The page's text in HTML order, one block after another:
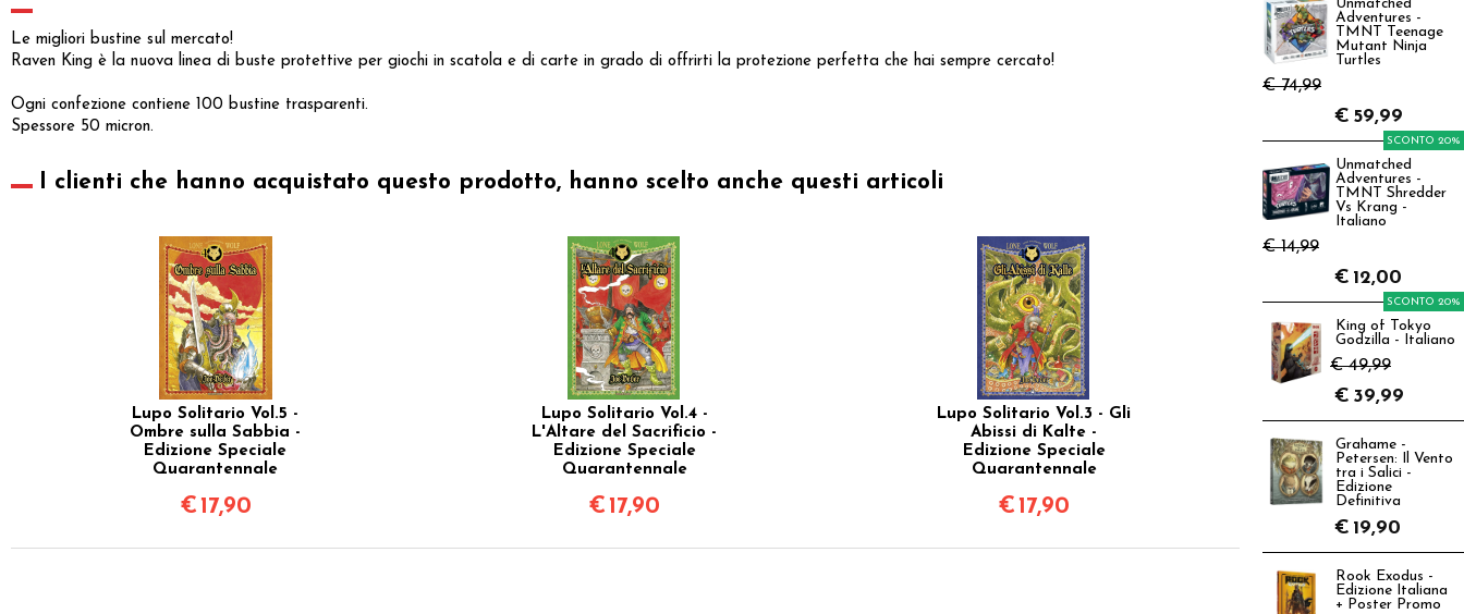
Le migliori bustine sul mercato!
Raven King è la nuova linea di buste protettive per giochi in scatola e di carte in grado di offrirti la protezione perfetta che hai sempre cercato!
Ogni confezione contiene 100 bustine trasparenti.
Spessore 50 micron.
I clienti che hanno acquistato questo prodotto, hanno scelto anche questi articoli
Lupo Solitario Vol.5 -
Ombre sulla Sabbia -
Edizione Speciale
Quarantennale
€ 17,90
Lupo Solitario Vol.4 -
L'Altare del Sacrificio -
Edizione Speciale
Quarantennale
€ 17,90
Lupo Solitario Vol.3 - Gli
Abissi di Kalte -
Edizione Speciale
Quarantennale
€ 17,90
Unmatched
Adventures -
TMNT Teenage
Mutant Ninja
Turtles
€ 74,99
€ 59,99
Unmatched
Adventures -
TMNT Shredder
Vs Krang -
Italiano
€ 14,99
SCONTO 20%
€ 12,00
King of Tokyo
Godzilla - Italiano
€ 49,99
SCONTO 20%
€ 39,99
Grahame -
Petersen: Il Vento
tra i Salici -
Edizione
Definitiva
€ 19,90
Rook Exodus -
Edizione Italiana
+ Poster Promo